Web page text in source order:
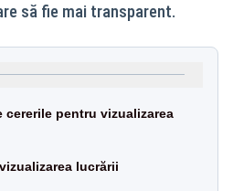
să fie mai transparent.
cererile pentru vizualizarea
lucrării